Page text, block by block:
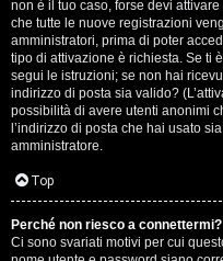
a
r
i
s
p
o
s
non è il tuo caso, forse devi
che tutte le nuove registrazioni
amministratori, prima di poter
tipo di attivazione è richiesta. Se ti
segui le istruzioni; se non hai
indirizzo di posta sia valido?
possibilità di avere utenti anonimi
l’indirizzo di posta che hai usato
amministratore.
Top
Perché non riesco a connettermi?
Ci sono svariati motivi per cui
i
D
'
A
g
o